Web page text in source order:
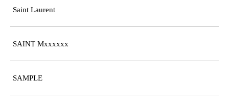
Saint Laurent
SAINT Mxxxxxx
SAMPLE